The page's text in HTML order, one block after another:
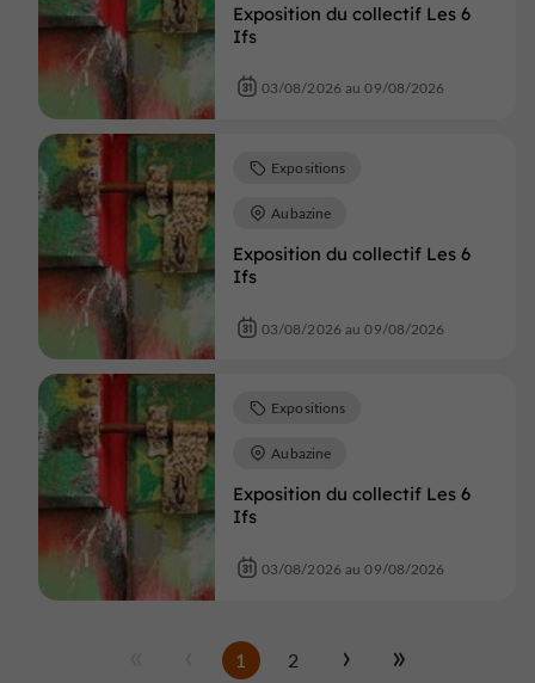
Exposition du collectif Les 6
Ifs
03/08/2026 au 09/08/2026
Exposition du collectif Les 6
Ifs
Expositions
Aubazine
03/08/2026 au 09/08/2026
Exposition du collectif Les 6
Ifs
Expositions
Aubazine
03/08/2026 au 09/08/2026
1 2